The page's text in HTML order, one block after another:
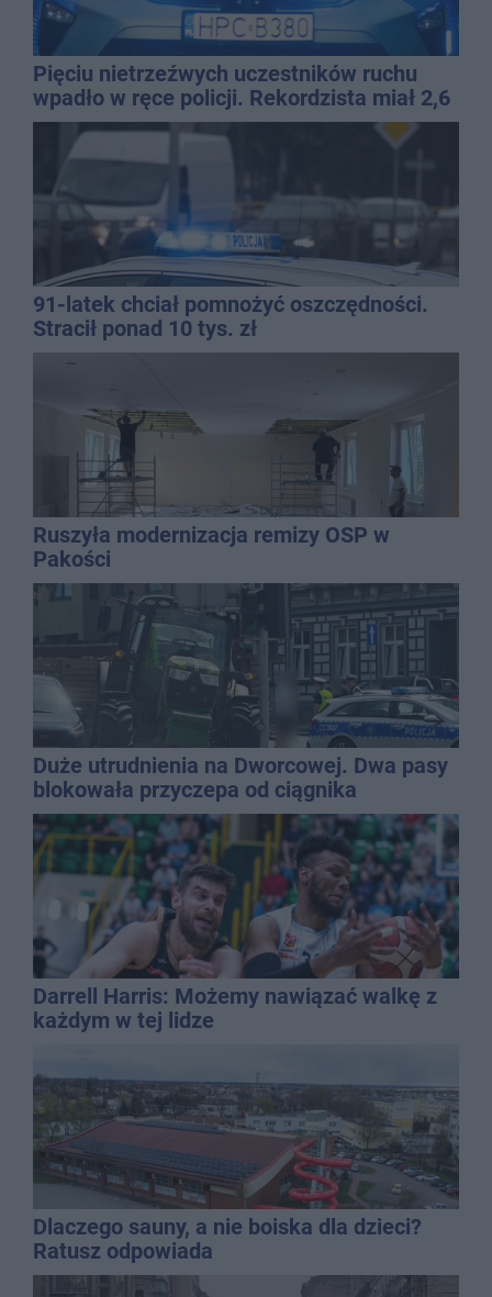
Pięciu nietrzeźwych uczestników ruchu
wpadło w ręce policji. Rekordzista miał 2,6
promila
91-latek chciał pomnożyć oszczędności.
Stracił ponad 10 tys. zł
Ruszyła modernizacja remizy OSP w
Pakości
Duże utrudnienia na Dworcowej. Dwa pasy
blokowała przyczepa od ciągnika
Darrell Harris: Możemy nawiązać walkę z
każdym w tej lidze
Dlaczego sauny, a nie boiska dla dzieci?
Ratusz odpowiada